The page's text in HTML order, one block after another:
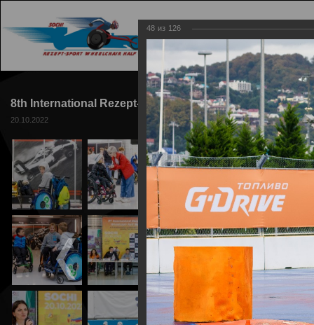
8th International Rezept-Sport Wheelchair Half Marathon
20.10.2022
48 из 126